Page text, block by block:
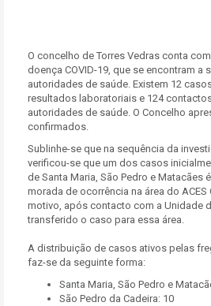
O concelho de Torres Vedras conta
doença COVID-19, que se encontram a
autoridades de saúde. Existem 12
resultados laboratoriais e 124
autoridades de saúde. O Concelho
confirmados.
Sublinhe-se que na sequência da
verificou-se que um dos casos
de Santa Maria, São Pedro e Matacães
morada de ocorrência na área do ACES
motivo, após contacto com a Unidade
transferido o caso para essa área.
A distribuição de casos ativos pelas
faz-se da seguinte forma:
Santa Maria, São Pedro e
São Pedro da Cadeira: 10